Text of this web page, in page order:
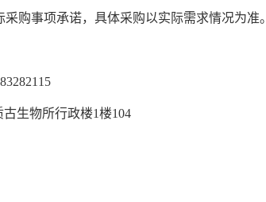
购事项承诺，具体采购以实际需求情况为准。
古生物所行政楼1楼104